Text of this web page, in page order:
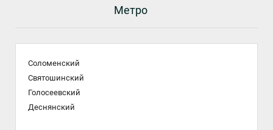
https://domowed.com/
Метро
Соломенский
Святошинский
Голосеевский
Деснянский